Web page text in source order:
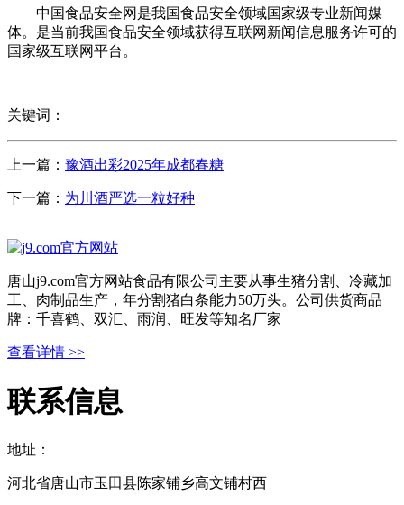
中国食品安全网是我国食品安全领域国家级专业新闻媒
体。是当前我国食品安全领域获得互联网新闻信息服务许可的
国家级互联网平台。
关键词：
上一篇： 豫酒出彩2025年成都春糖
下一篇： 为川酒严选一粒好种
唐山j9.com官方网站食品有限公司主要从事生猪分割、冷藏加
工、肉制品生产，年分割猪白条能力50万头。公司供货商品
牌：千喜鹤、双汇、雨润、旺发等知名厂家
查看详情 >>
联系信息
地址：
河北省唐山市玉田县陈家铺乡高文铺村西